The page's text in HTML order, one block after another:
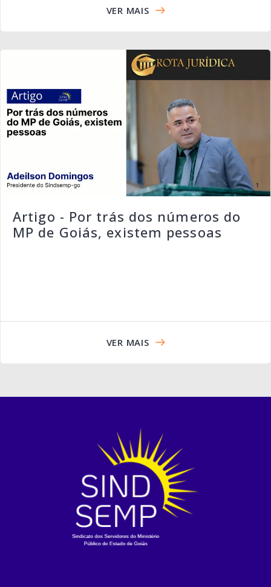
VER MAIS
Artigo - Por trás dos números do
MP de Goiás, existem pessoas
VER MAIS